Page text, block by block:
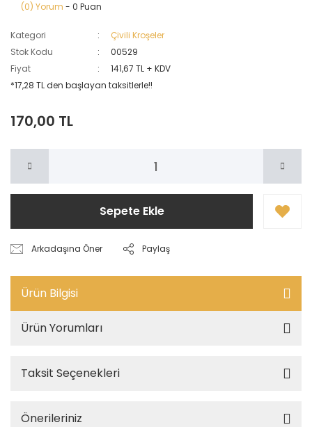
(0) Yorum - 0 Puan
Kategori
Çivili Kroşeler
Stok Kodu
00529
Fiyat
141,67 TL + KDV
*17,28 TL den başlayan taksitlerle!!
170,00 TL
Sepete Ekle
Arkadaşına Öner Paylaş
Ürün Bilgisi
Ürün Yorumları
Taksit Seçenekleri
Önerileriniz